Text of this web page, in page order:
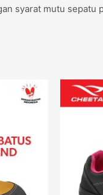
syarat mutu sepatu